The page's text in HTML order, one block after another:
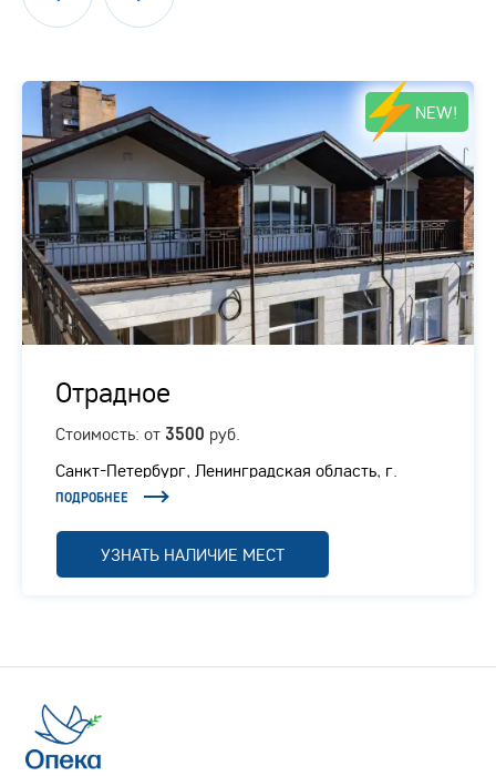
NEW!
Отрадное
Стоимость: от 3500 руб.
Санкт-Петербург, Ленинградская область, г.
Отрадное, Ленинградское шоссе, 1/1
ПОДРОБНЕЕ
УЗНАТЬ НАЛИЧИЕ МЕСТ